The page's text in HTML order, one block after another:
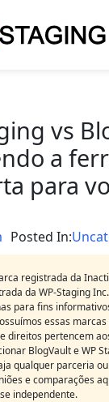
vs
a
para
registrada da
da WP-Staging
para fins
essas
direitos pertencem
BlogVault e WP
qualquer parceria
e comparações
independente.
Posted In: